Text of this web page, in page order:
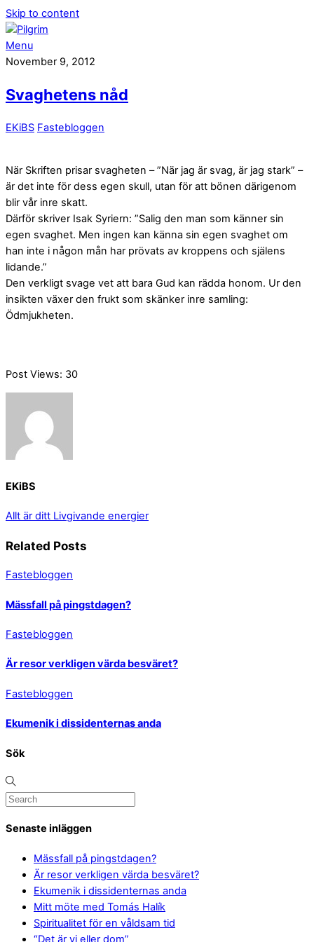
Skip to content
Menu
November 9, 2012
Svaghetens nåd
EKiBS Fastebloggen
När Skriften prisar svagheten – ”När jag är svag, är jag stark” –
är det inte för dess egen skull, utan för att bönen därigenom
blir vår inre skatt.
Därför skriver Isak Syriern: ”Salig den man som känner sin
egen svaghet. Men ingen kan känna sin egen svaghet om
han inte i någon mån har prövats av kroppens och själens
lidande.”
Den verkligt svage vet att bara Gud kan rädda honom. Ur den
insikten växer den frukt som skänker inre samling:
Ödmjukheten.
Post Views: 30
EKiBS
Allt är ditt Livgivande energier
Related Posts
Fastebloggen
Mässfall på pingstdagen?
Fastebloggen
Är resor verkligen värda besväret?
Fastebloggen
Ekumenik i dissidenternas anda
Sök
Senaste inläggen
Mässfall på pingstdagen?
Är resor verkligen värda besväret?
Ekumenik i dissidenternas anda
Mitt möte med Tomás Halík
Spiritualitet för en våldsam tid
“Det är vi eller dom”